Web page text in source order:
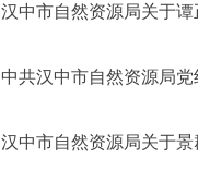
汉中市自然资源局关于
中共汉中市自然资源局
汉中市自然资源局关于